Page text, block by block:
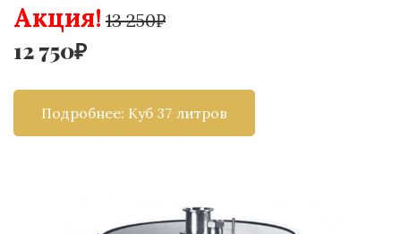
Акция! 13 250₽
12 750₽
Подробнее: Куб 37 литров